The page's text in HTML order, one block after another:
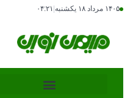
۱۴۰۵ مرداد ۱۸ یکشنبه ۰۴:۲۱